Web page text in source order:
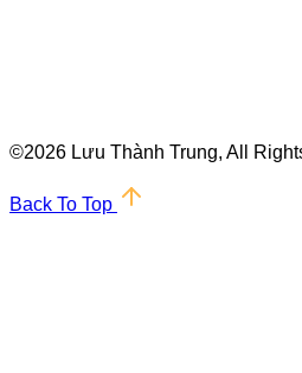
©2026 Lưu Thành Trung, All
Back To Top